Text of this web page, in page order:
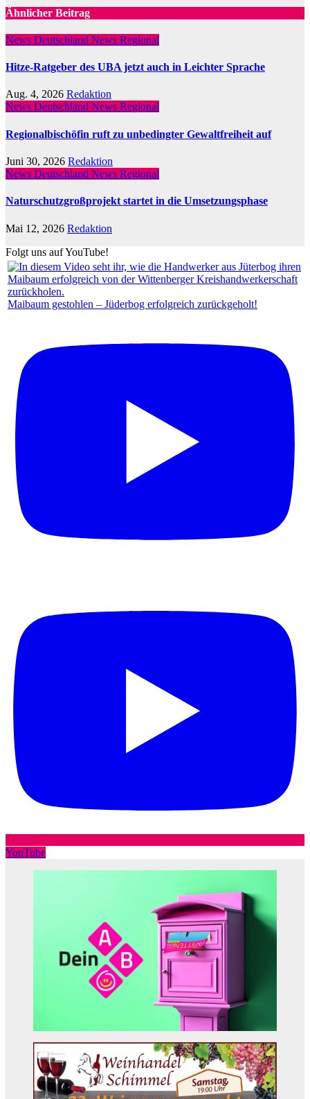
Ähnlicher Beitrag
News Deutschland News Regional
Hitze-Ratgeber des UBA jetzt auch in Leichter Sprache
Aug. 4, 2026 Redaktion
News Deutschland News Regional
Regionalbischöfin ruft zu unbedingter Gewaltfreiheit auf
Juni 30, 2026 Redaktion
News Deutschland News Regional
Naturschutzgroßprojekt startet in die Umsetzungsphase
Mai 12, 2026 Redaktion
Folgt uns auf YouTube!
Maibaum gestohlen – Jüderbog erfolgreich zurückgeholt!
YouTube